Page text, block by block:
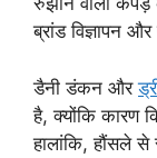
ब्रांड विज्ञापन
डैनी डंकन और
है, क्योंकि कारण
हालांकि, हौंसले से